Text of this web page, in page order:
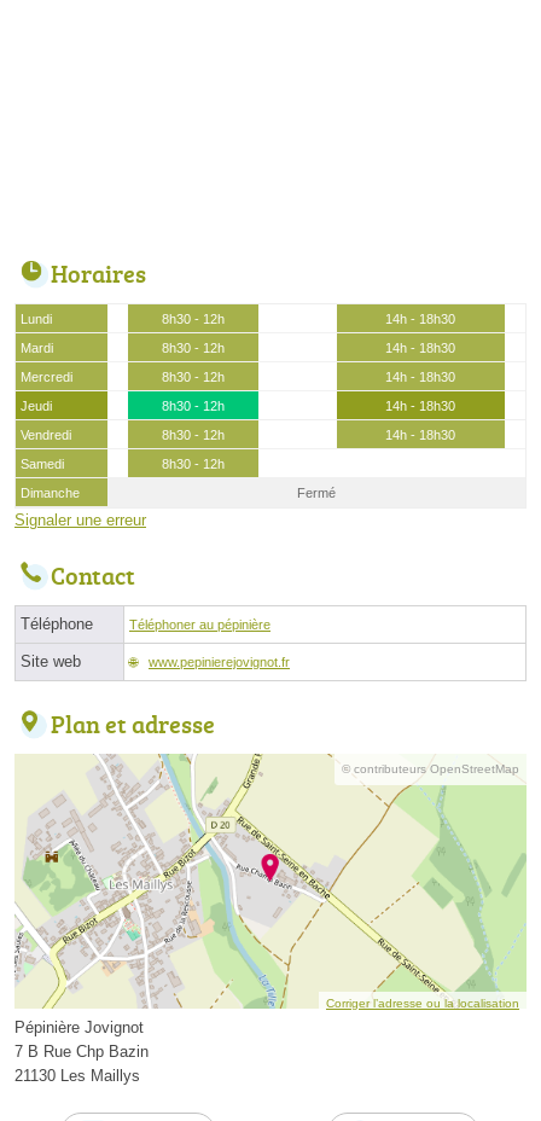
Horaires
Lundi 8h30 - 12h
14h - 18h30
Mardi
8h30 - 12h
14h - 18h30
Mercredi
8h30 - 12h
14h - 18h30
Jeudi
8h30 - 12h
14h - 18h30
Vendredi
8h30 - 12h
14h - 18h30
Samedi
8h30 - 12h
Dimanche
Fermé
Signaler une erreur
Contact
Téléphone Téléphoner au pépinière
Site web www.pepinierejovignot.fr
Plan et adresse
© contributeurs OpenStreetMap
Corriger l’adresse ou la localisation
Pépinière Jovignot
7 B Rue Chp Bazin
21130 Les Maillys